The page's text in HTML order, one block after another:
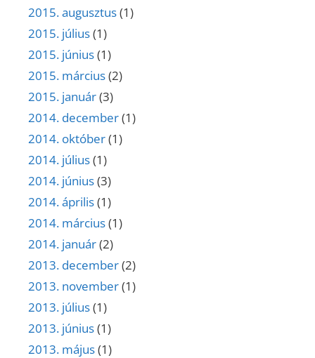
2015. augusztus(1)
2015. július(1)
2015. június(1)
2015. március(2)
2015. január(3)
2014. december(1)
2014. október(1)
2014. július(1)
2014. június(3)
2014. április(1)
2014. március(1)
2014. január(2)
2013. december(2)
2013. november(1)
2013. július(1)
2013. június(1)
2013. május(1)